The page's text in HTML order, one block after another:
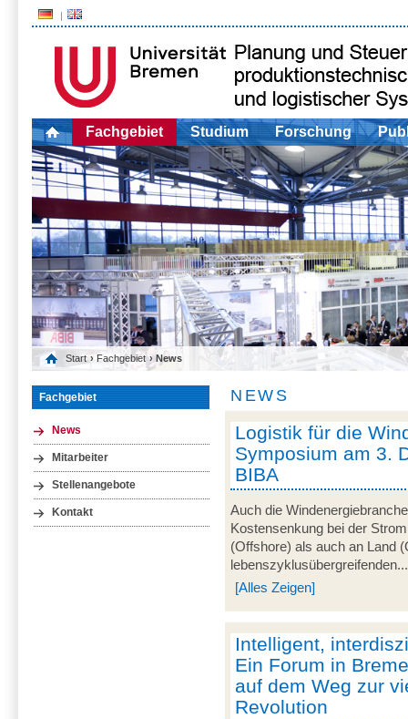
Fachgebiet Studium Forschung
Start › Fachgebiet › News
Fachgebiet
News
Mitarbeiter
Stellenangebote
Kontakt
NEWS
Logistik für die
Symposium am 3.
BIBA
Auch die
Kostensenkung bei der
(Offshore) als auch an Land
lebenszyklusübergreifenden...
[Alles Zeigen]
Intelligent,
Ein Forum in
auf dem Weg zur
Revolution